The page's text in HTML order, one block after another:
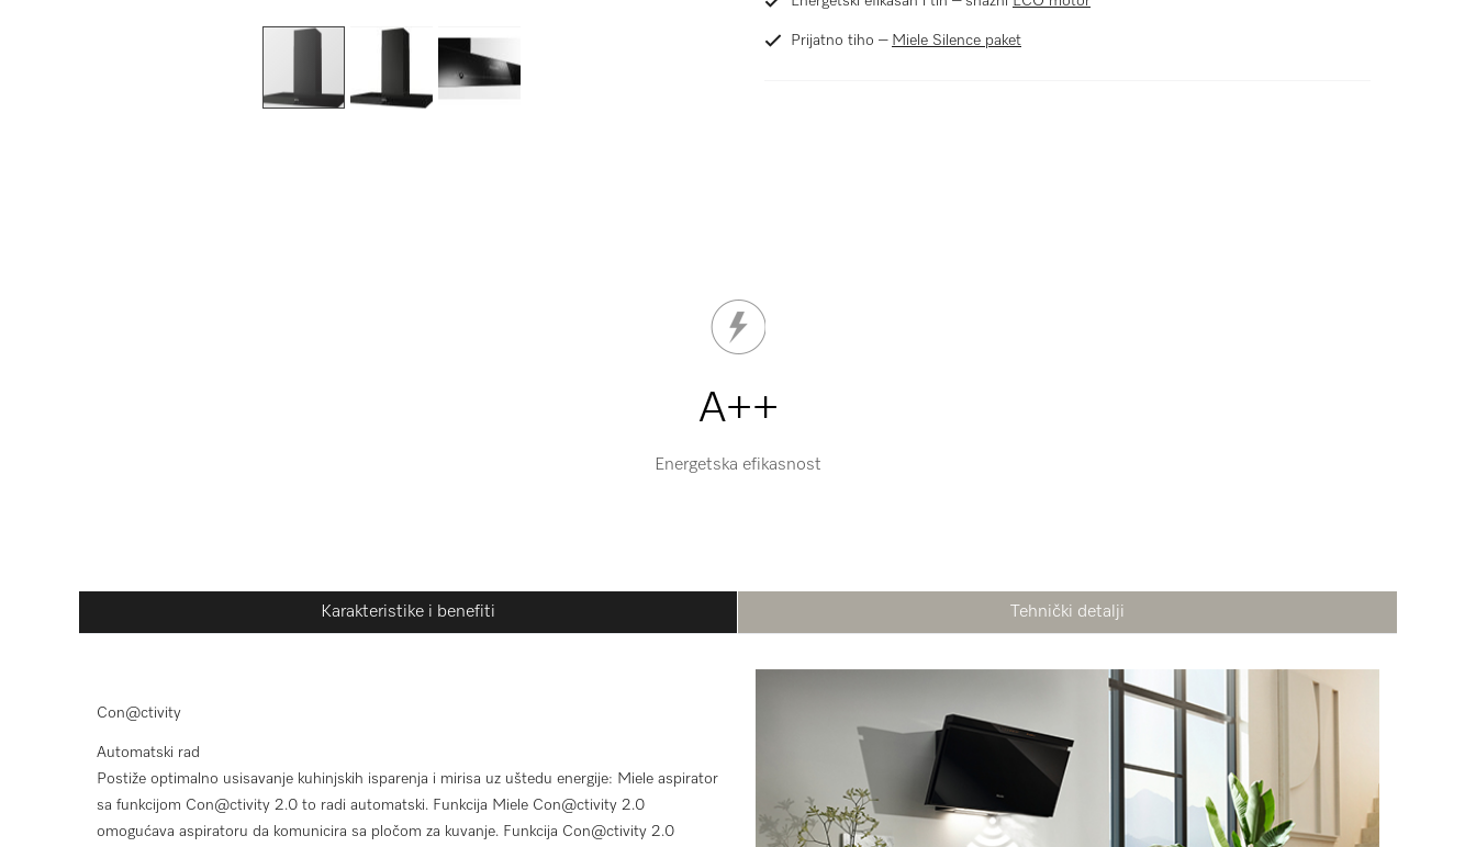
Prijatno tiho – Miele Silence paket
A++
Energetska efikasnost
Karakteristike i benefiti Tehnički detalji
Con@ctivity
Automatski rad
Postiže optimalno usisavanje kuhinjskih isparenja i mirisa uz uštedu energije: Miele aspirator
sa funkcijom Con@ctivity 2.0 to radi automatski. Funkcija Miele Con@ctivity 2.0
omogućava aspiratoru da komunicira sa pločom za kuvanje. Funkcija Con@ctivity 2.0